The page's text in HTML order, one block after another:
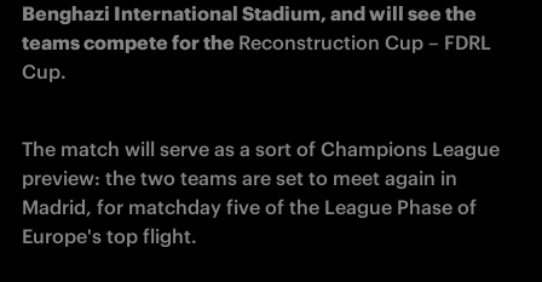
Benghazi International Stadium, and will see the
teams compete for the Reconstruction Cup – FDRL
Cup.
The match will serve as a sort of Champions League
preview: the two teams are set to meet again in
Madrid, for matchday five of the League Phase of
Europe's top flight.